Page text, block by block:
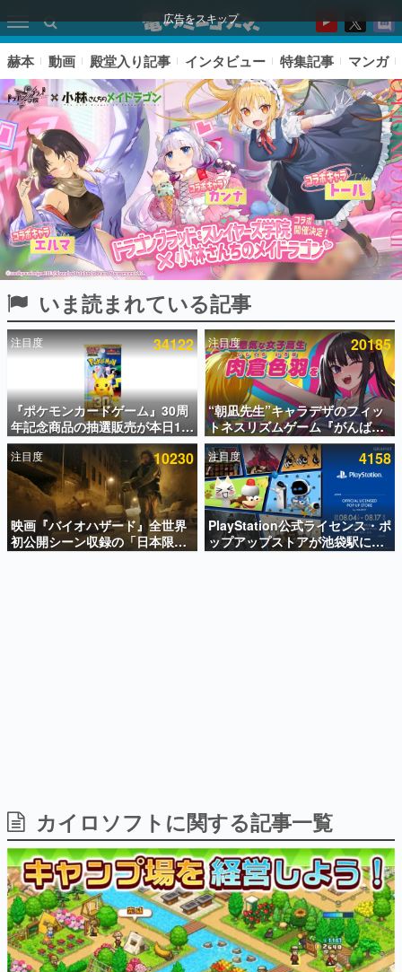
広告をスキップ
ピックアップ
電ファミのいま読まれている記事ランキング
アプリセール情報
インタビュー
連載・特集一覧
殿堂入り記事
SNS拡散数が数千以上！ ページビュー数万以上！ などな
ど。多くの人々に読まれた、電ファミ渾身の“殿堂入り”記
事をまとめました。
日本のコンテンツ産業やカルチャーに与えた影響を探る企
画です。
日本モバイルゲーム産業史
日本のモバイルゲーム史における主要なトピック・タイト
ルを網羅するほか、開発者へのインタビューや識者による
解説を掲載。約20年の歴史が一望できる決定版！
若ゲのいたり〜ゲームクリエイターの青春〜
『うつヌケ』『ペンと箸』等で知られるマンガ家・田中圭
一先生によるゲーム業界レポートマンガです。
赫本 動画 殿堂入り記事 インタビュー 特集記事 マンガ
いま読まれている記事
注目度 34122
『ポケモンカードゲーム』30周
年記念商品の抽選販売が本日12
時より開始。拡張パック「30th
CELEBRATION」のボックス
に、「プレミアムデッキセット
エーフィ・ブラッキー」
「FUTURISTIC BOX」の計3商
品
注目度 20185
“朝凪先生”キャラデザのフィッ
トネスリズムゲーム『がんば
れ！チアリズム』Steamストア
ページが公開。キャラクターの
CVは陽向葵ゅかさん
注目度 10230
映画『バイオハザード』全世界
初公開シーン収録の「日本限
定」予告映像が解禁。バイオの
注目度 4158
PlayStation公式ライセンス・ポ
ップアップストアが池袋駅にて
期間限定で開催。夏のアパレル
カイロソフトに関する記事一覧